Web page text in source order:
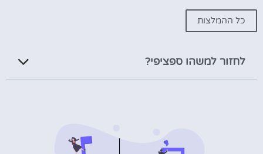
כל ההמלצות
לחזור למשהו ספציפי?